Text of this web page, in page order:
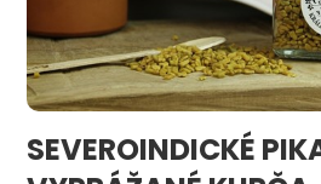
SEVEROINDICKÉ